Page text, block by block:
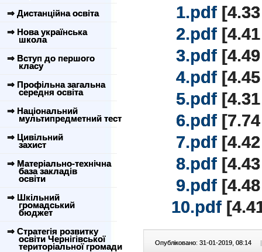
⇒ Дистанційна освіта
⇒ Нова українська
школа
⇒ Вступ до першого
класу
⇒ Профільна загальна
середня освіта
⇒ Національний
мультипредметний тест
⇒ Цивільний
захист
⇒ Матеріально-технічна
база закладів
освіти
⇒ Шкільний
громадський
бюджет
⇒ Стратегія розвитку
освіти Чернігівської
територіальної громади
1.pdf
2.pdf
3.pdf
4.pdf
5.pdf
6.pdf
7.pdf
8.pdf
9.pdf
10.pdf
Опубліковано: 31-01-2019, 08:14 |